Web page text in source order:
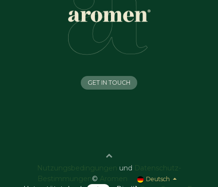
GET IN TOUCH
Nutzungsbedingungen und
Datenschutz-
Bestimmungen © Aromen Deutsch